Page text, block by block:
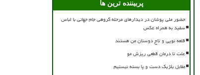
پربیننده ترین ها
حضور ملی پوشان در دیدارهای مرحله گروهی جام جهانی با لباس
سفید به همراه عکس
قلعه نویی و تاج دوستان من هستند
علت تا درمان قطعی ریزش مو
مقابل بلژیک دست و پا بسته نیستیم